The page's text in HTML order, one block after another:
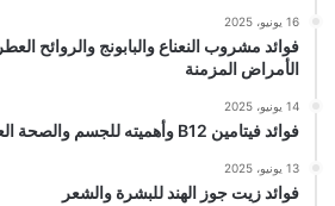
16 يونيو، 2025
فوائد مشروب النعناع والبابونج والروائح
الأمراض المزمنة
14 يونيو، 2025
فوائد فيتامين B12 وأهميته للجسم والصحة العامة
13 يونيو، 2025
فوائد زيت جوز الهند للبشرة والشعر